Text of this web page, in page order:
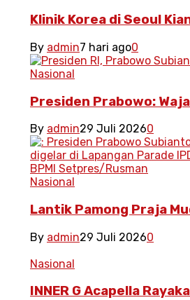
Klinik Korea di Seoul
By admin7 hari ago0
Nasional
Presiden Prabowo:
By admin29 Juli 20260
Nasional
Lantik Pamong Praja
By admin29 Juli 20260
Nasional
INNER G Acapella